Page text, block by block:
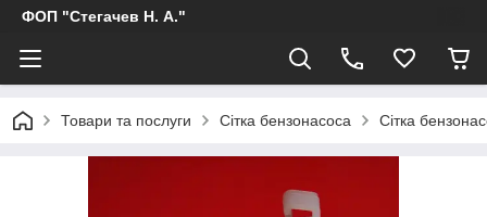
ФОП "Стегачев Н. А."
Товари та послуги Сітка бензонасоса Сітка